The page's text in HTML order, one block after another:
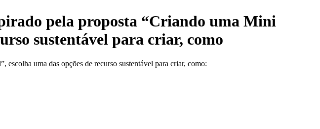
pela proposta “Criando uma Mini
sustentável para criar, como
uma das opções de recurso sustentável para criar, como: